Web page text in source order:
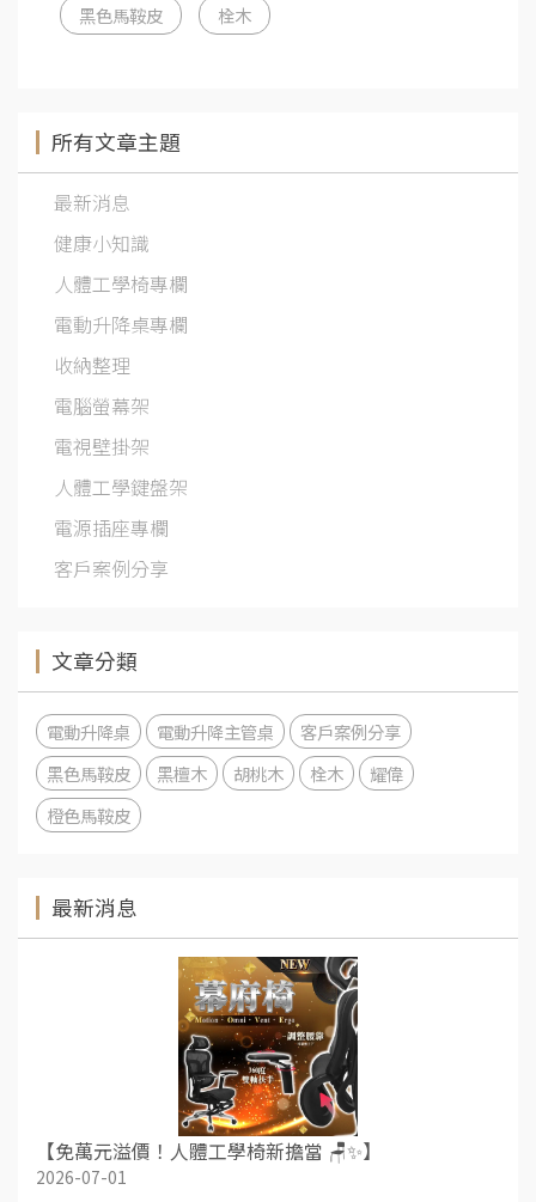
黑色馬鞍皮 栓木
所有文章主題
最新消息
健康小知識
人體工學椅專欄
電動升降桌專欄
收納整理
電腦螢幕架
電視壁掛架
人體工學鍵盤架
電源插座專欄
客戶案例分享
文章分類
電動升降桌 電動升降主管桌
客戶案例分享
黑色馬鞍皮
黑檀木 胡桃木 栓木
耀偉
橙色馬鞍皮
最新消息
【免萬元溢價！人體工學椅新擔當 🪑✨】
2026-07-01